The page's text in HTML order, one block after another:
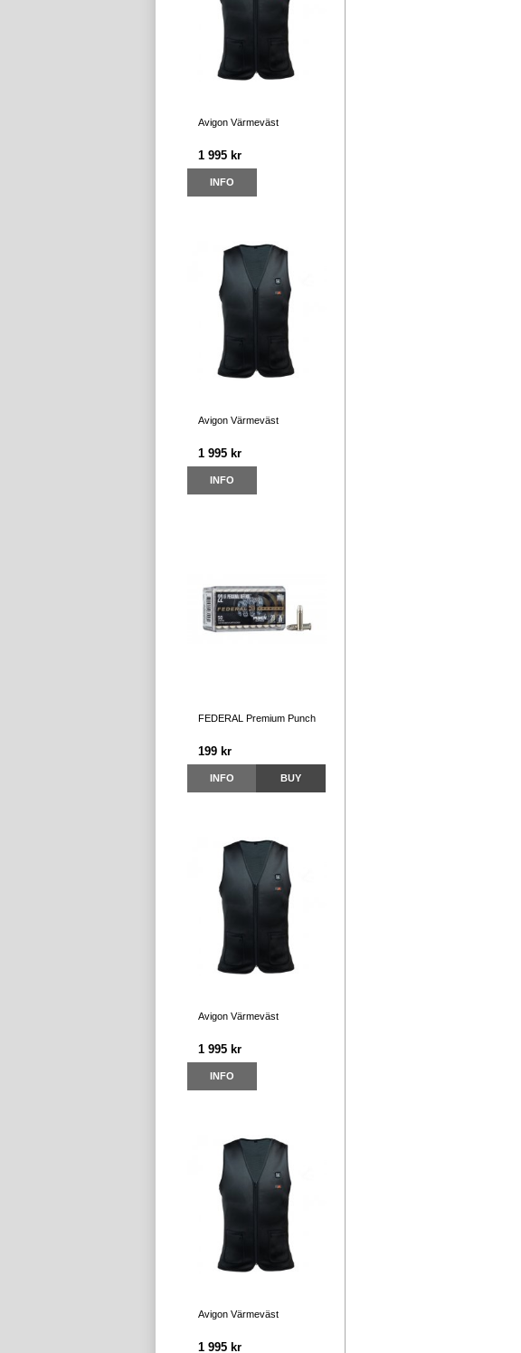
Avigon Värmeväst
1 995 kr
INFO
Avigon Värmeväst
1 995 kr
INFO
FEDERAL Premium Punch
199 kr
INFO BUY
Avigon Värmeväst
1 995 kr
INFO
Avigon Värmeväst
1 995 kr